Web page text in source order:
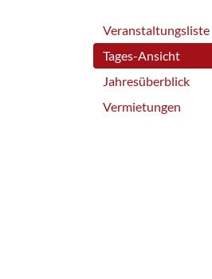
Veranstaltungsliste
Tages-Ansicht
Jahresüberblick
Vermietungen